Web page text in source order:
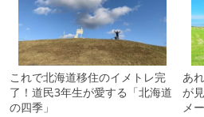
これで北海道移住のイメトレ完
了！道民3年生が愛する「北海道
の四季」
あ
が
メ